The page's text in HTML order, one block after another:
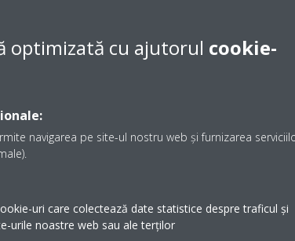
optimizată cu ajutorul cookie-
navigarea pe site-ul nostru web și furnizarea
uri care colectează date statistice despre traficul și
urile noastre web sau ale terților